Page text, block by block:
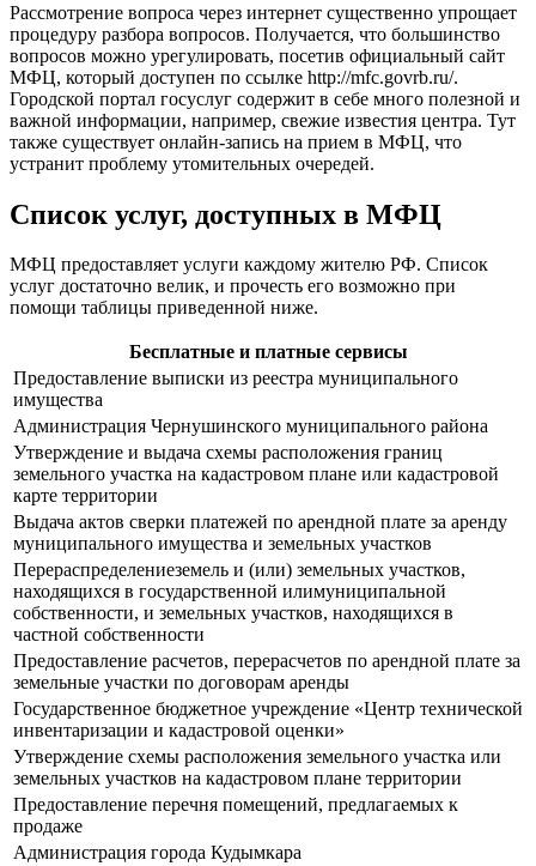
Рассмотрение вопроса через интернет существенно упрощает
процедуру разбора вопросов. Получается, что большинство
вопросов можно урегулировать, посетив официальный сайт
МФЦ, который доступен по ссылке http://mfc.govrb.ru/.
Городской портал госуслуг содержит в себе много полезной и
важной информации, например, свежие известия центра. Тут
также существует онлайн-запись на прием в МФЦ, что
устранит проблему утомительных очередей.
Список услуг, доступных в МФЦ
МФЦ предоставляет услуги каждому жителю РФ. Список
услуг достаточно велик, и прочесть его возможно при
помощи таблицы приведенной ниже.
Бесплатные и платные сервисы
Предоставление выписки из реестра муниципального
имущества
Администрация Чернушинского муниципального района
Утверждение и выдача схемы расположения границ
земельного участка на кадастровом плане или кадастровой
карте территории
Выдача актов сверки платежей по арендной плате за аренду
муниципального имущества и земельных участков
Перераспределениеземель и (или) земельных участков,
находящихся в государственной илимуниципальной
собственности, и земельных участков, находящихся в
частной собственности
Предоставление расчетов, перерасчетов по арендной плате за
земельные участки по договорам аренды
Государственное бюджетное учреждение «Центр технической
инвентаризации и кадастровой оценки»
Утверждение схемы расположения земельного участка или
земельных участков на кадастровом плане территории
Предоставление перечня помещений, предлагаемых к
продаже
Администрация города Кудымкара